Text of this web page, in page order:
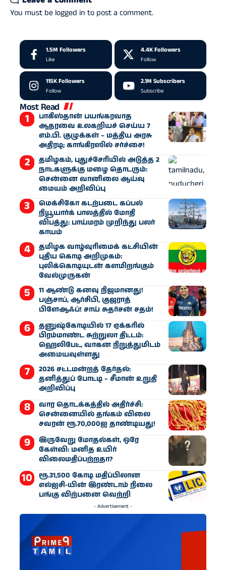
You must be logged in to post a comment.
1.5M Followers
Like
4.4K Followers
Follow
115KFollowers
Follow
2.1M Subscribers
Subscribe
Most Read
பாகிஸ்தான் பயங்கரவாத
ஆதரவை உலகறியச் செய்ய 7
எம்.பி. குழுக்கள் – மத்திய அரசு
அதிரடி; காங்கிரஸில் சர்ச்சை!
தமிழகம், புதுச்சேரியில் அடுத்த 2
நாட்களுக்கு மழை தொடரும்:
சென்னை வானிலை ஆய்வு
மையம் அறிவிப்பு
மெக்சிகோ கடற்படை கப்பல்
நியூயார்க் பாலத்தில் மோதி
விபத்து: பாய்மரம் முறிந்து பலர்
காயம்
தமிழக வாழ்வுரிமைக் கட்சியின்
புதிய கொடி அறிமுகம்:
புலிக்கொடியுடன் களமிறங்கும்
வேல்முருகன்
11 ஆண்டு கனவு நிஜமானது!
பஞ்சாப், ஆர்சிபி, குஜராத்
பிளேஆஃப்! சாய் சுதர்சன் சதம்!
தனுஷ்கோடியில் 17 ஏக்கரில்
பிரம்மாண்ட சுற்றுலா திட்டம்:
ஹெலிபேட், வாகன நிறுத்துமிடம்
அமையவுள்ளது
2026 சட்டமன்றத் தேர்தல்:
தனித்துப் போட்டி – சீமான் உறுதி
அறிவிப்பு
வார தொடக்கத்தில் அதிர்ச்சி:
சென்னையில் தங்கம் விலை
சவரன் ரூ.70,000ஐ தாண்டியது!
இருவேறு மோதல்கள், ஒரே
கேள்வி: மனித உயிர்
விலைமதிப்பற்றதா?
ரூ.31,500 கோடி மதிப்பிலான
எல்ஐசி-​யின் இரண்​டாம் நிலை
பங்கு விற்பனை வெற்றி
- Advertisement -